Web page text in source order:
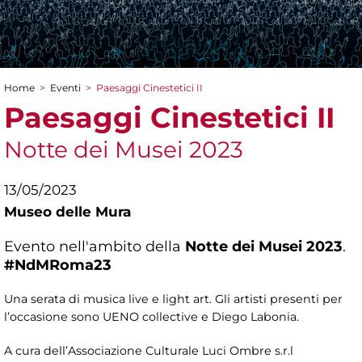
Tu sei qui
Home > Eventi > Paesaggi Cinestetici II
Paesaggi Cinestetici II
Notte dei Musei 2023
13/05/2023
Museo delle Mura
Evento nell'ambito della Notte dei Musei 2023.
#NdMRoma23
Una serata di musica live e light art. Gli artisti presenti per
l’occasione sono UENO collective e Diego Labonia.
A cura dell’Associazione Culturale Luci Ombre s.r.l